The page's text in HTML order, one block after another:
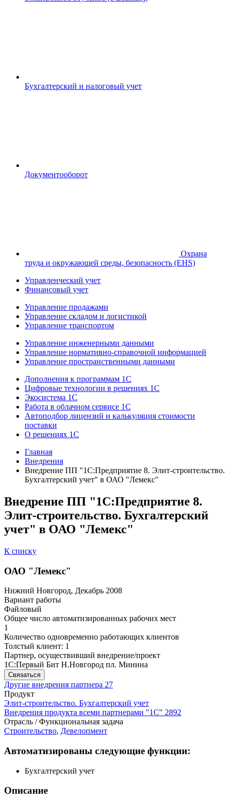
Бухгалтерский и налоговый учет
Документооборот
Охрана
труда и окружающей среды, безопасность (EHS)
Управленческий учет
Финансовый учет
Управление продажами
Управление складом и логистикой
Управление транспортом
Управление инженерными данными
Управление нормативно-справочной информацией
Управление пространственными данными
Дополнения к программам 1С
Цифровые технологии в решениях 1С
Экосистема 1С
Работа в облачном сервисе 1С
Автоподбор лицензий и калькуляция стоимости
поставки
О решениях 1С
Главная
Внедрения
Внедрение ПП "1С:Предприятие 8. Элит-строительство.
Бухгалтерский учет" в ОАО "Лемекс"
Внедрение ПП "1С:Предприятие 8.
Элит-строительство. Бухгалтерский
учет" в ОАО "Лемекс"
К списку
ОАО "Лемекс"
Нижний Новгород, Декабрь 2008
Вариант работы
Файловый
Общее число автоматизированных рабочих мест
1
Количество одновременно работающих клиентов
Толстый клиент: 1
Партнер, осуществивший внедрение/проект
1С:Первый Бит Н.Новгород пл. Минина
Связаться
Другие внедрения партнера 27
Продукт
Элит-строительство. Бухгалтерский учет
Внедрения продукта всеми партнерами "1С" 2892
Отрасль / Функциональная задача
Строительство, Девелопмент
Автоматизированы следующие функции:
Бухгалтерский учет
Описание